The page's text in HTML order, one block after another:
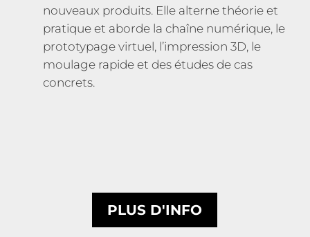
nouveaux produits. Elle alterne théorie et
pratique et aborde la chaîne numérique, le
prototypage virtuel, l’impression 3D, le
moulage rapide et des études de cas
concrets.
PLUS D'INFO